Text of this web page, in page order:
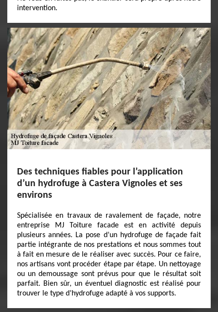
intervention.
Des techniques fiables pour l’application
d’un hydrofuge à Castera Vignoles et ses
environs
Spécialisée en travaux de ravalement de façade, notre
entreprise MJ Toiture facade est en activité depuis
plusieurs années. La pose d’un hydrofuge de façade fait
partie intégrante de nos prestations et nous sommes tout
à fait en mesure de le réaliser avec succès. Pour ce faire,
nos artisans vont procéder étape par étape. Un nettoyage
ou un demoussage sont prévus pour que le résultat soit
parfait. Bien sûr, un éventuel diagnostic est réalisé pour
trouver le type d’hydrofuge adapté à vos supports.